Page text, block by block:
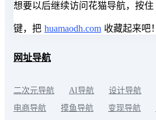
想要以后继续访问花猫导航，按住
键，把 huamaodh.com 收藏起来吧！
网址导航
二次元导航 AI导航 设计导航
电商导航
摸鱼导航 变现导航